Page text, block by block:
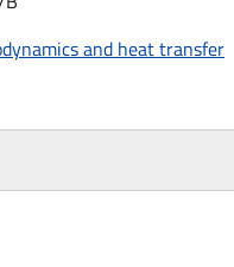
and heat transfer